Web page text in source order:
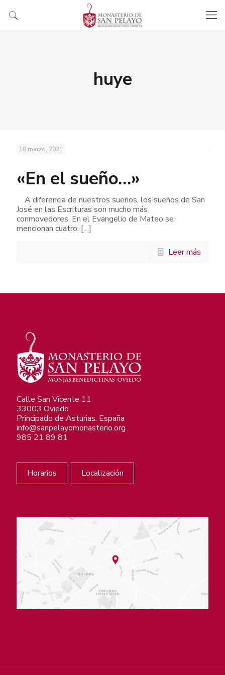
huye
18 marzo, 2021
«En el sueño…»
A diferencia de nuestros sueños, los sueños de San
José en las Escrituras son mucho más
conmovedores. En el Evangelio de Mateo se
mencionan cuatro: […]
Leer más
Calle San Vicente 11
33003 Oviedo
Principado de Asturias. España
info@sanpelayomonasterio.org
985 21 89 81
Horarios Localización